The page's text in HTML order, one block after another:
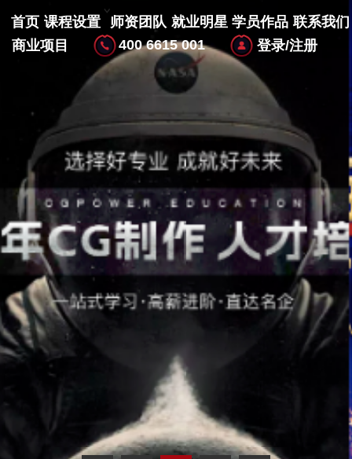
首页 课程设置 师资团队 就业明星 学员作品 联系我们
商业项目
400 6615 001 登录/注册